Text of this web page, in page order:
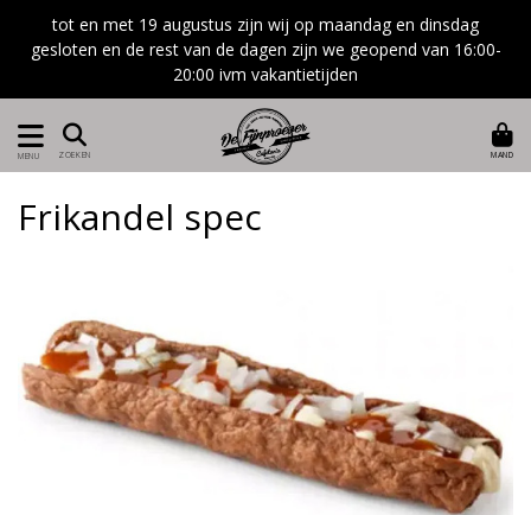
tot en met 19 augustus zijn wij op maandag en dinsdag
gesloten en de rest van de dagen zijn we geopend van 16:00-
20:00 ivm vakantietijden
MENU ZOEKEN MAND
Frikandel spec